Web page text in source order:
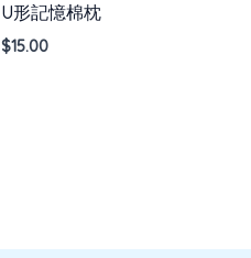
U形記憶棉枕
$15.00